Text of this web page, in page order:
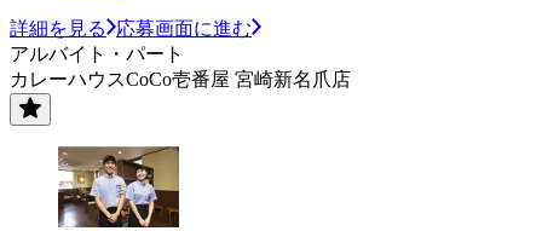
詳細を見る
応募画面に進む
アルバイト・パート
カレーハウスCoCo壱番屋 宮崎新名爪店